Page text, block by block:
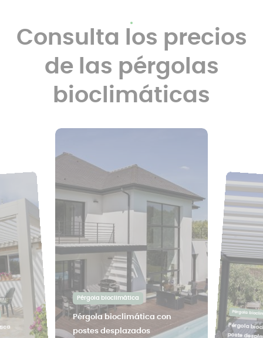
Consulta los precios
de las pérgolas
bioclimáticas
Pérgola bioclimática con
postes desplazados
Pérgola bioclimática
Pérgola
Pérgola